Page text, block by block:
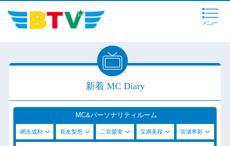
メニュー
新着 MC Diary
MC&パーソナリティルーム
網永成利 長友梨恵 二宮愛実 宝満美桜 宮浦寧彩